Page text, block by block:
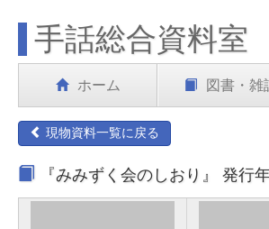
手話総合資料室
ホーム 図書・雑
現物資料一覧に戻る
『みみずく会のしおり』 発